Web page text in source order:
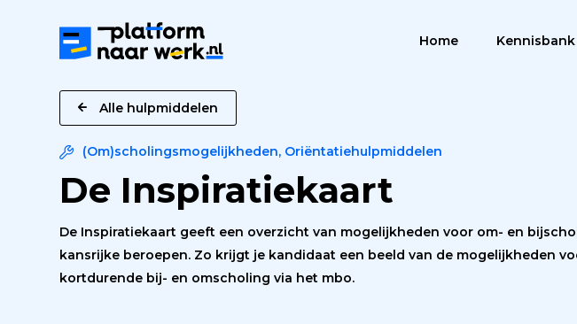
Home Kennisbank
Alle hulpmiddelen
(Om)scholingsmogelijkheden, Oriëntatiehulpmiddelen
De Inspiratiekaart
De Inspiratiekaart geeft een overzicht van mogelijkheden voor om- en
kansrijke beroepen. Zo krijgt je kandidaat een beeld van de mogelijkheden
kortdurende bij- en omscholing via het mbo.